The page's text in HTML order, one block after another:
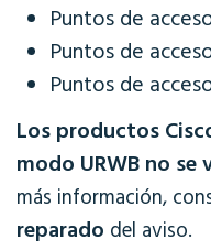
Puntos de
Puntos de
Puntos de
Los productos
modo URWB no se
más información,
reparado del aviso.